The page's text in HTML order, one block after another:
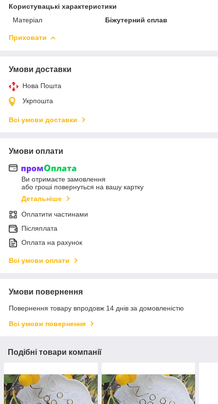
Користувацькі характеристики
Матеріал
Біжутерний сплав
Приховати
Умови доставки
Нова Пошта
Укрпошта
Всі умови доставки
Умови оплати
Ви отримаєте замовлення
або гроші повернуться на вашу картку
Детальніше
Оплатити частинами
Післяплата
Оплата на рахунок
Всі умови оплати
Умови повернення
Повернення товару впродовж 14 днів за домовленістю
Всі умови повернення
Подібні товари компанії